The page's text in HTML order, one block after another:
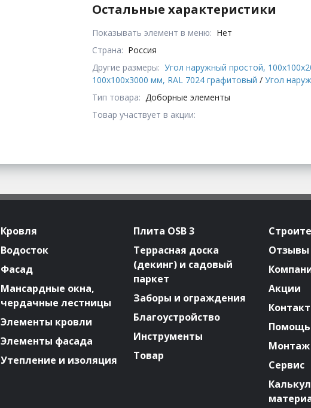
Остальные характеристики
Показывать элемент в меню: Нет
Страна: Россия
Другие размеры: Угол наружный простой,
100x100x3000 мм, RAL 7024 графитовый /Угол
Тип товара: Доборные элементы
Товар участвует в акции:
Кровля
Водосток
Фасад
Мансардные окна,
чердачные лестницы
Элементы кровли
Элементы фасада
Утепление и изоляция
Плита OSB 3
Террасная доска
(декинг) и садовый
паркет
Заборы и ограждения
Благоустройство
Инструменты
Товар
Отзывы
Акции
Помощь
Сервис